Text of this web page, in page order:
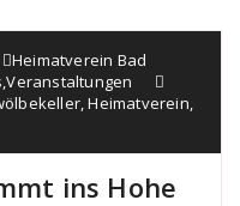
Heimatverein Bad
,Veranstaltungen
,Heimatverein,
ins Hohe